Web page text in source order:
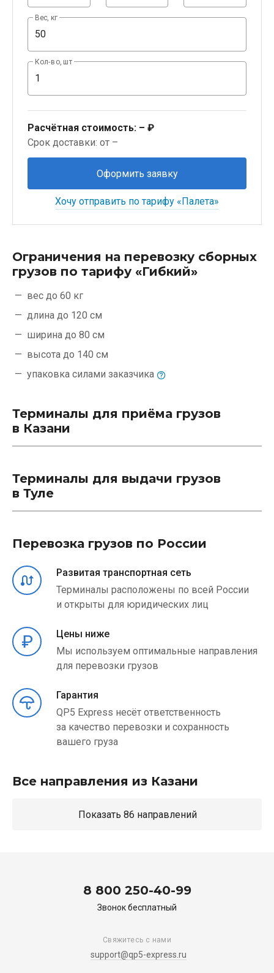
Вес, кг
Кол-во, шт
Расчётная стоимость: – ₽
Срок доставки: от –
Оформить заявку
Хочу отправить по тарифу «Палета»
Ограничения на перевозку сборных
грузов по тарифу «Гибкий»
вес до 60 кг
длина до 120 см
ширина до 80 см
высота до 140 см
упаковка силами заказчика
Терминалы для приёма грузов
в Казани
Терминалы для выдачи грузов
в Туле
Перевозка грузов по России
Развитая транспортная сеть
Терминалы расположены по всей России
и открыты для юридических лиц
Цены ниже
Мы используем оптимальные направления
для перевозки грузов
Гарантия
QP5 Express несёт ответственность
за качество перевозки и сохранность
вашего груза
Все направления из Казани
Показать 86 направлений
8 800 250-40-99
Звонок бесплатный
Свяжитесь с нами
support@qp5-express.ru